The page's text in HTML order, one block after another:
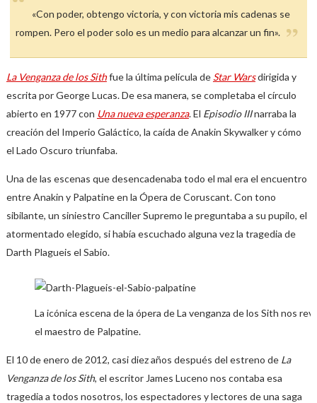
«Con poder, obtengo victoria, y con victoria mis cadenas se
rompen. Pero el poder solo es un medio para alcanzar un fin».
La Venganza de los Sithfue la última película de Star Warsdirigida y
escrita por George Lucas. De esa manera, se completaba el círculo
abierto en 1977 con Una nueva esperanza. El Episodio IIInarraba la
creación del Imperio Galáctico, la caída de Anakin Skywalker y cómo
el Lado Oscuro triunfaba.
Una de las escenas que desencadenaba todo el mal era el encuentro
entre Anakin y Palpatine en la Ópera de Coruscant. Con tono
sibilante, un siniestro Canciller Supremo le preguntaba a su pupilo, el
atormentado elegido, si había escuchado alguna vez la tragedia de
Darth Plagueis el Sabio.
La icónica escena de la ópera de La venganza de los Sith nos
el maestro de Palpatine.
El 10 de enero de 2012, casi diez años después del estreno de La
Venganza de los Sith, el escritor James Luceno nos contaba esa
tragedia a todos nosotros, los espectadores y lectores de una saga